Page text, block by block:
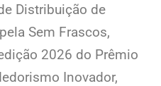
Distribuição de
Sem Frascos,
2026 do Prêmio
Inovador,